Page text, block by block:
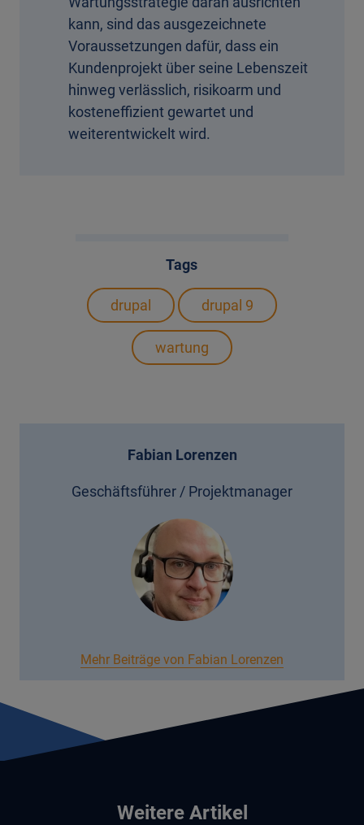
kann, sind das ausgezeichnete
Voraussetzungen dafür, dass ein
Kundenprojekt über seine Lebenszeit
hinweg verlässlich, risikoarm und
kosteneffizient gewartet und
weiterentwickelt wird.
Tags
drupal drupal 9
wartung
Fabian Lorenzen
Geschäftsführer / Projektmanager
Mehr Beiträge von Fabian Lorenzen
Weitere Artikel